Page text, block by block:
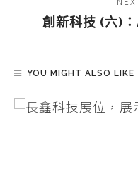
創新科技 (六)
YOU MIGHT ALSO LIKE